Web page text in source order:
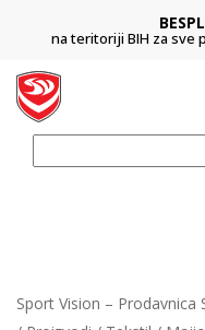
na teritoriji BIH za sve
Sport Vision –